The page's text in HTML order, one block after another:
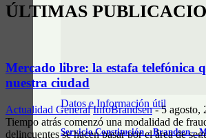
Datos e Información útil
Servicio Constitución – Brandsen –
ÚLTIMAS
Mercado libre: la estafa telefónica
nuestra ciudad
Actualidad General InfoBrandsen - 5 agosto,
Tiempo atrás comenzó una modalidad de
delincuentes se hacen pasar por el área de